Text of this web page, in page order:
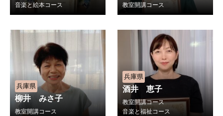
音楽と絵本コース
教室開講コース
兵庫県
柳井 みさ子
教室開講コース
兵庫県
酒井 恵子
教室開講コース
音楽と福祉コース